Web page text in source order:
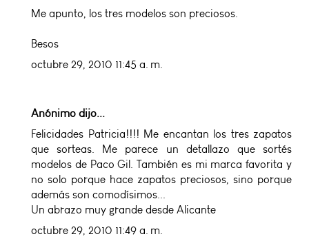
Me apunto, los tres modelos son preciosos.
Besos
octubre 29, 2010 11:45 a. m.
Anónimo dijo...
Felicidades Patricia!!!! Me encantan los tres zapatos
que sorteas. Me parece un detallazo que sortés
modelos de Paco Gil. También es mi marca favorita y
no solo porque hace zapatos preciosos, sino porque
además son comodísimos...
Un abrazo muy grande desde Alicante
octubre 29, 2010 11:49 a. m.